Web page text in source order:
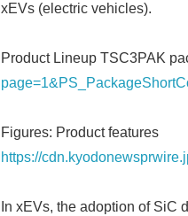
xEVs (electric vehicles).
Product Lineup TSC3PAK
Figures: Product features
https://
In xEVs, the adoption of SiC